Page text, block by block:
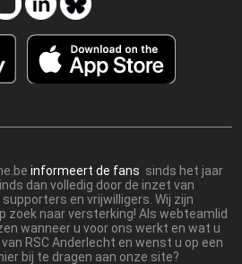
informeert de fans sinds het jaar
dan volledig door de inzet van
en vrijwilligers. Wij zijn
zoek naar versterking! Als webteamlid
wanneer u voor ons werkt en wat u
RSC Anderlecht en wenst u op een
bij te dragen aan onze site?